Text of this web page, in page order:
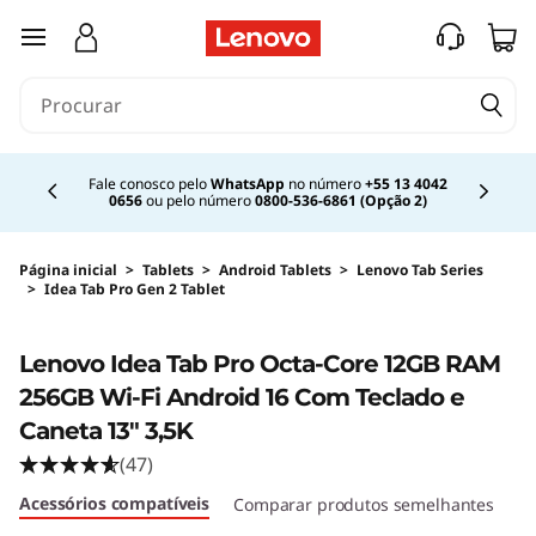
saltar para o conteúdo principal
Fale conosco peloWhatsApp no número+55 13 4042
0656ou pelo número0800-536-6861 (Opção 2)
Página inicial > Tablets > Android Tablets > Lenovo Tab Series
> Idea Tab Pro Gen 2 Tablet
Lenovo Idea Tab Pro Octa-Core 12GB RAM
256GB Wi-Fi Android 16 Com Teclado e
Caneta 13" 3,5K
(47)
Acessórios compatíveis Comparar produtos semelhantes